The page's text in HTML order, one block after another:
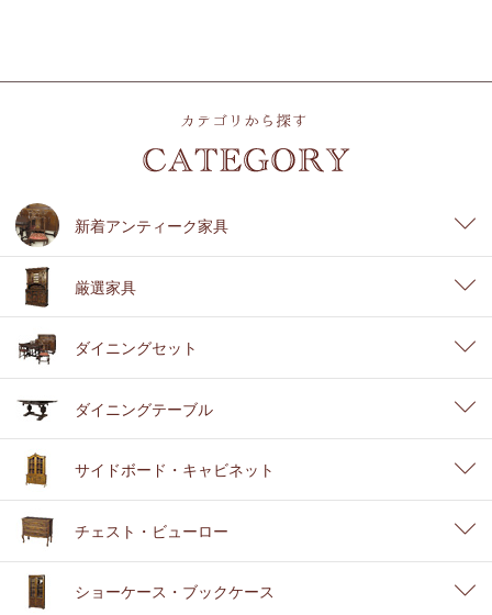
新着アンティーク家具
厳選家具
ダイニングセット
ダイニングテーブル
サイドボード・キャビネット
チェスト・ビューロー
ショーケース・ブックケース